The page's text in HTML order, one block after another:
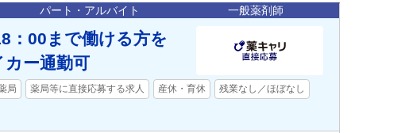
パート・アルバイト 一般薬剤師
：00まで働ける方を
ー通勤可
局 薬局等に直接応募する求人 産休・育休 残業なし／ほぼなし